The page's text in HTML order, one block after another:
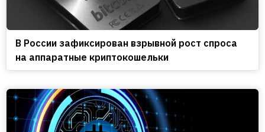
В России зафиксирован взрывной рост спроса
на аппаратные криптокошельки